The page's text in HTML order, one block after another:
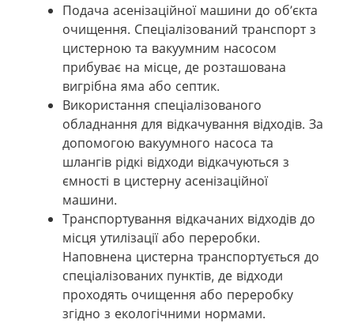
Подача асенізаційної машини до об’єкта
очищення. Спеціалізований транспорт з
цистерною та вакуумним насосом
прибуває на місце, де розташована
вигрібна яма або септик.
Використання спеціалізованого
обладнання для відкачування відходів. За
допомогою вакуумного насоса та
шлангів рідкі відходи відкачуються з
ємності в цистерну асенізаційної
машини.
Транспортування відкачаних відходів до
місця утилізації або переробки.
Наповнена цистерна транспортується до
спеціалізованих пунктів, де відходи
проходять очищення або переробку
згідно з екологічними нормами.